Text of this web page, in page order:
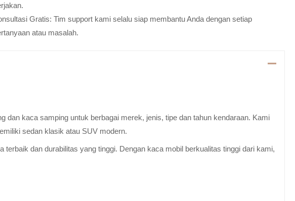
Gratis: Tim support kami selalu siap membantu Anda dengan setiap
atau masalah.
dan kaca samping untuk berbagai merek, jenis, tipe dan tahun kendaraan. Kami
sedan klasik atau SUV modern.
dan durabilitas yang tinggi. Dengan kaca mobil berkualitas tinggi dari kami,